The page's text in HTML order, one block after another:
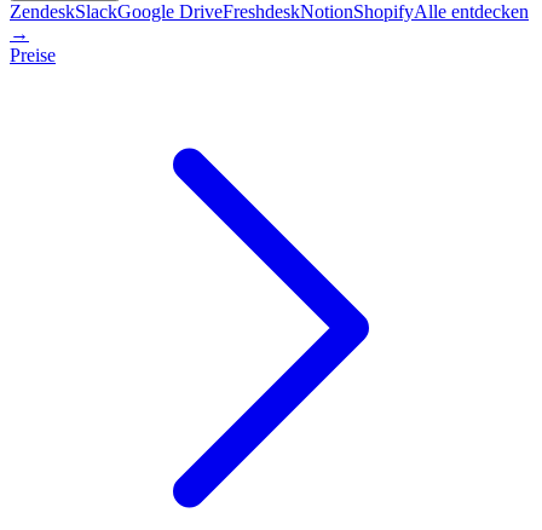
ZendeskSlackGoogle DriveFreshdeskNotionShopifyAlle entdecken
→
Preise